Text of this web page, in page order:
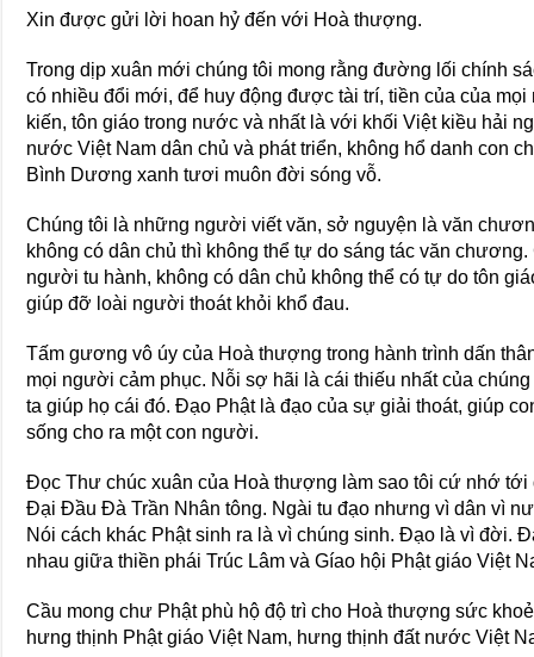
Xin được gửi lời hoan hỷ đến với Hoà thượng.
Trong dịp xuân mới chúng tôi mong rằng đường lối chính
có nhiều đổi mới, để huy động được tài trí, tiền của của
kiến, tôn giáo trong nước và nhất là với khối Việt kiều hải
nước Việt Nam dân chủ và phát triển, không hổ danh con
Bình Dương xanh tươi muôn đời sóng vỗ.
Chúng tôi là những người viết văn, sở nguyện là văn
không có dân chủ thì không thể tự do sáng tác văn
người tu hành, không có dân chủ không thể có tự do tôn
giúp đỡ loài người thoát khỏi khổ đau.
Tấm gương vô úy của Hoà thượng trong hành trình dấn
mọi người cảm phục. Nỗi sợ hãi là cái thiếu nhất của
ta giúp họ cái đó. Ðạo Phật là đạo của sự giải thoát, giúp
sống cho ra một con người.
Ðọc Thư chúc xuân của Hoà thượng làm sao tôi cứ nhớ
Ðại Ðầu Ðà Trần Nhân tông. Ngài tu đạo nhưng vì dân vì
Nói cách khác Phật sinh ra là vì chúng sinh. Ðạo là vì đời.
nhau giữa thiền phái Trúc Lâm và Gíao hội Phật giáo Việt
Cầu mong chư Phật phù hộ độ trì cho Hoà thượng sức
hưng thịnh Phật giáo Việt Nam, hưng thịnh đất nước Việt